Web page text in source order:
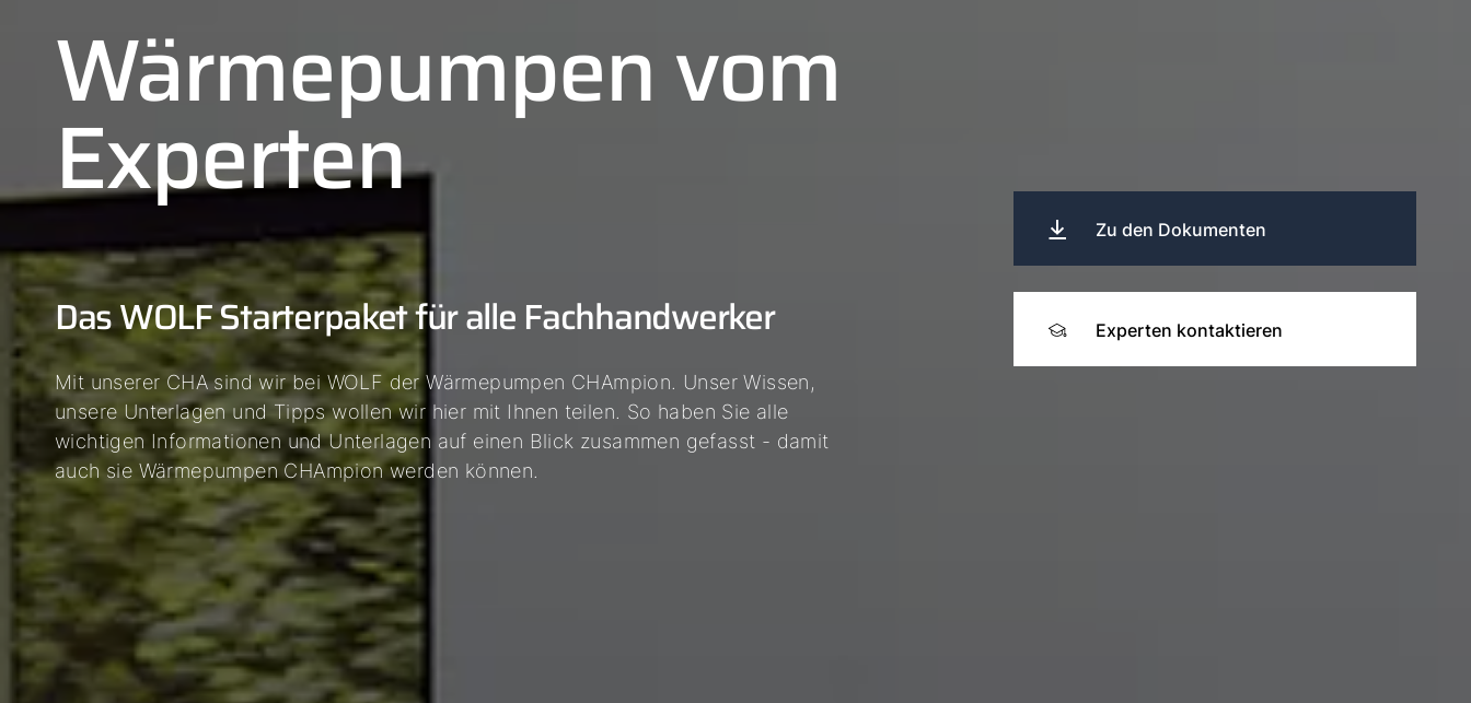
Wärmepumpen vom
Experten
Das WOLF Starterpaket für alle Fachhandwerker
Mit unserer CHA sind wir bei WOLF der Wärmepumpen CHAmpion. Unser Wissen,
unsere Unterlagen und Tipps wollen wir hier mit Ihnen teilen. So haben Sie alle
wichtigen Informationen und Unterlagen auf einen Blick zusammen gefasst - damit
auch sie Wärmepumpen CHAmpion werden können.
Zu den Dokumenten
Experten kontaktieren
03
04
05